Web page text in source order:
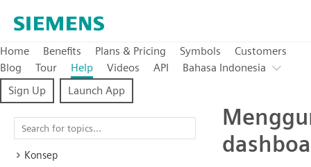
Home Benefits Plans & Pricing Symbols
Customers
Blog
Tour Help Videos API
Bahasa Indonesia
Sign Up
Launch App
Konsep